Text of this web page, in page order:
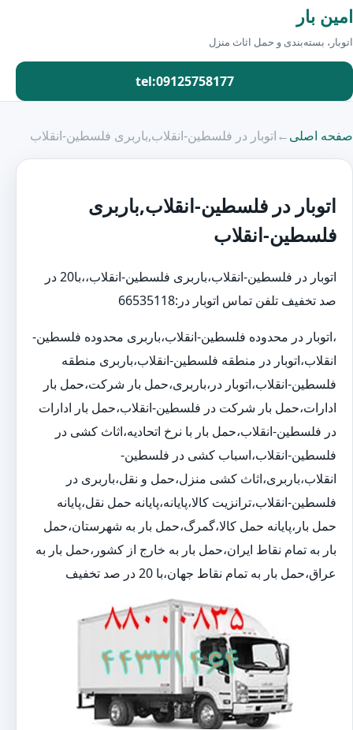
امین بار
اتوبار، بسته‌بندی و حمل اثاث منزل
tel:09125758177
صفحه اصلی←اتوبار در فلسطین-انقلاب,باربری فلسطین-انقلاب
اتوبار در فلسطین-انقلاب,باربری
فلسطین-انقلاب
اتوبار در فلسطین-انقلاب،باربری فلسطین-انقلاب،،با20 در
صد تخفیف تلفن تماس اتوبار در:66535118
،اتوبار در محدوده فلسطین-انقلاب،باربری محدوده فلسطین-
انقلاب،اتوبار در منطقه فلسطین-انقلاب،باربری منطقه
فلسطین-انقلاب،اتوبار در،باربری،حمل بار شرکت،حمل بار
ادارات،حمل بار شرکت در فلسطین-انقلاب،حمل بار ادارات
در فلسطین-انقلاب،حمل بار با نرخ اتحادیه،اثاث کشی در
فلسطین-انقلاب،اسباب کشی در فلسطین-
انقلاب،باربری،اثاث کشی منزل،حمل و نقل،باربری در
فلسطین-انقلاب،ترانزیت کالا،پایانه،پایانه حمل نقل،پایانه
حمل بار،پایانه حمل کالا،گمرگ،حمل بار به شهرستان،حمل
بار به تمام نقاط ایران،حمل بار به خارج از کشور،حمل بار به
عراق،حمل بار به تمام نقاط جهان،با 20 در صد تخفیف